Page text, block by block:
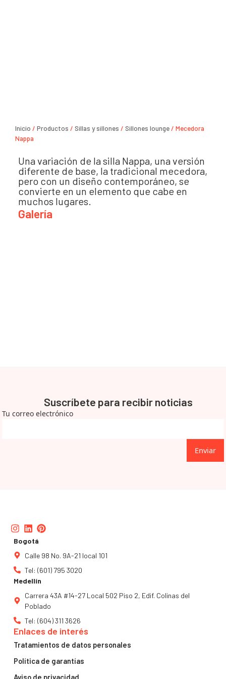
Inicio / Productos / Sillas y sillones / Sillones lounge/ Mecedora
Nappa
Una variación de la silla Nappa, una versión
diferente de base, la tradicional mecedora,
pero con un diseño contemporáneo, se
convierte en un elemento que cabe en
muchos lugares.
Galería
Suscríbete para recibir noticias
Tu correo electrónico
Enviar
Instagram
Linkedin
Pinterest
Bogotá
Calle 98 No. 9A-21 local 101
Tel: (601) 795 3020
Medellín
Carrera 43A #14-27 Local 502 Piso 2, Edif. Colinas del
Poblado
Tel: (604) 311 3626
Enlaces de interés
Tratamientos de datos personales
Política de garantías
Aviso de privacidad